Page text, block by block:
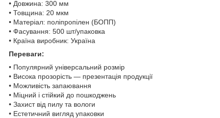
• Довжина: 300 мм
• Товщина: 20 мкм
• Матеріал: поліпропілен (БОПП)
• Фасування: 500 шт/упаковка
• Країна виробник: Україна
Переваги:
• Популярний універсальний розмір
• Висока прозорість — презентація продукції
• Можливість запаювання
• Міцний і стійкий до пошкоджень
• Захист від пилу та вологи
• Естетичний вигляд упаковки